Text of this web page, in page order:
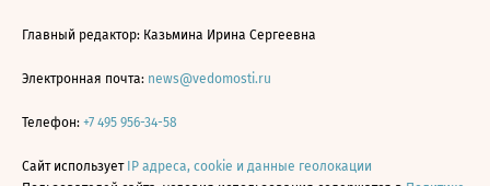
Главный редактор: Казьмина Ирина Сергеевна
Электронная почта: news@vedomosti.ru
Телефон: +7 495 956-34-58
Сайт использует IP адреса, cookie и данные геолокации